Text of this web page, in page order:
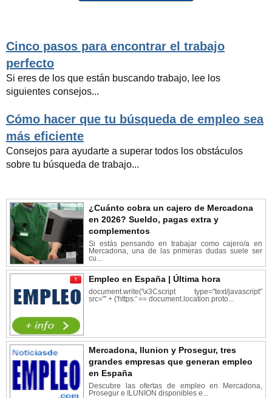
Cinco pasos para encontrar el trabajo
perfecto
Si eres de los que están buscando trabajo, lee los
siguientes consejos...
Cómo hacer que tu búsqueda de empleo sea
más eficiente
Consejos para ayudarte a superar todos los obstáculos
sobre tu búsqueda de trabajo...
¿Cuánto cobra un cajero de Mercadona
en 2026? Sueldo, pagas extra y
complementos
Si estás pensando en trabajar como cajero/a en
Mercadona, una de las primeras dudas suele ser
cu...
Empleo en España | Última hora
document.write('\x3Cscript type="text/javascript"
src="' + ('https:' == document.location.proto...
Mercadona, Ilunion y Prosegur, tres
grandes empresas que generan empleo
en España
Descubre las ofertas de empleo en Mercadona,
Prosegur e ILUNION disponibles e...